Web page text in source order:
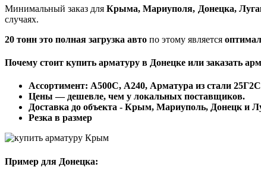
Минимальный заказ дляКрыма, Мариуполя, Донецка,
случаях.
20 тонн это полная загрузка авто по этому является
Почему стоит купить арматуру в Донецке или заказать
Ассортимент: А500С, А240, Арматура из стали
Цены — дешевле, чем у локальных поставщиков.
Доставка до объекта - Крым, Мариуполь, Донецк и
Резка в размер
Пример для Донецка: